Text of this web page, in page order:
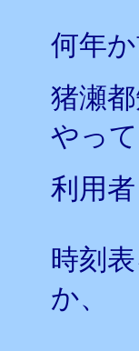
何年か
猪瀬
やっ
利用
時刻
か、